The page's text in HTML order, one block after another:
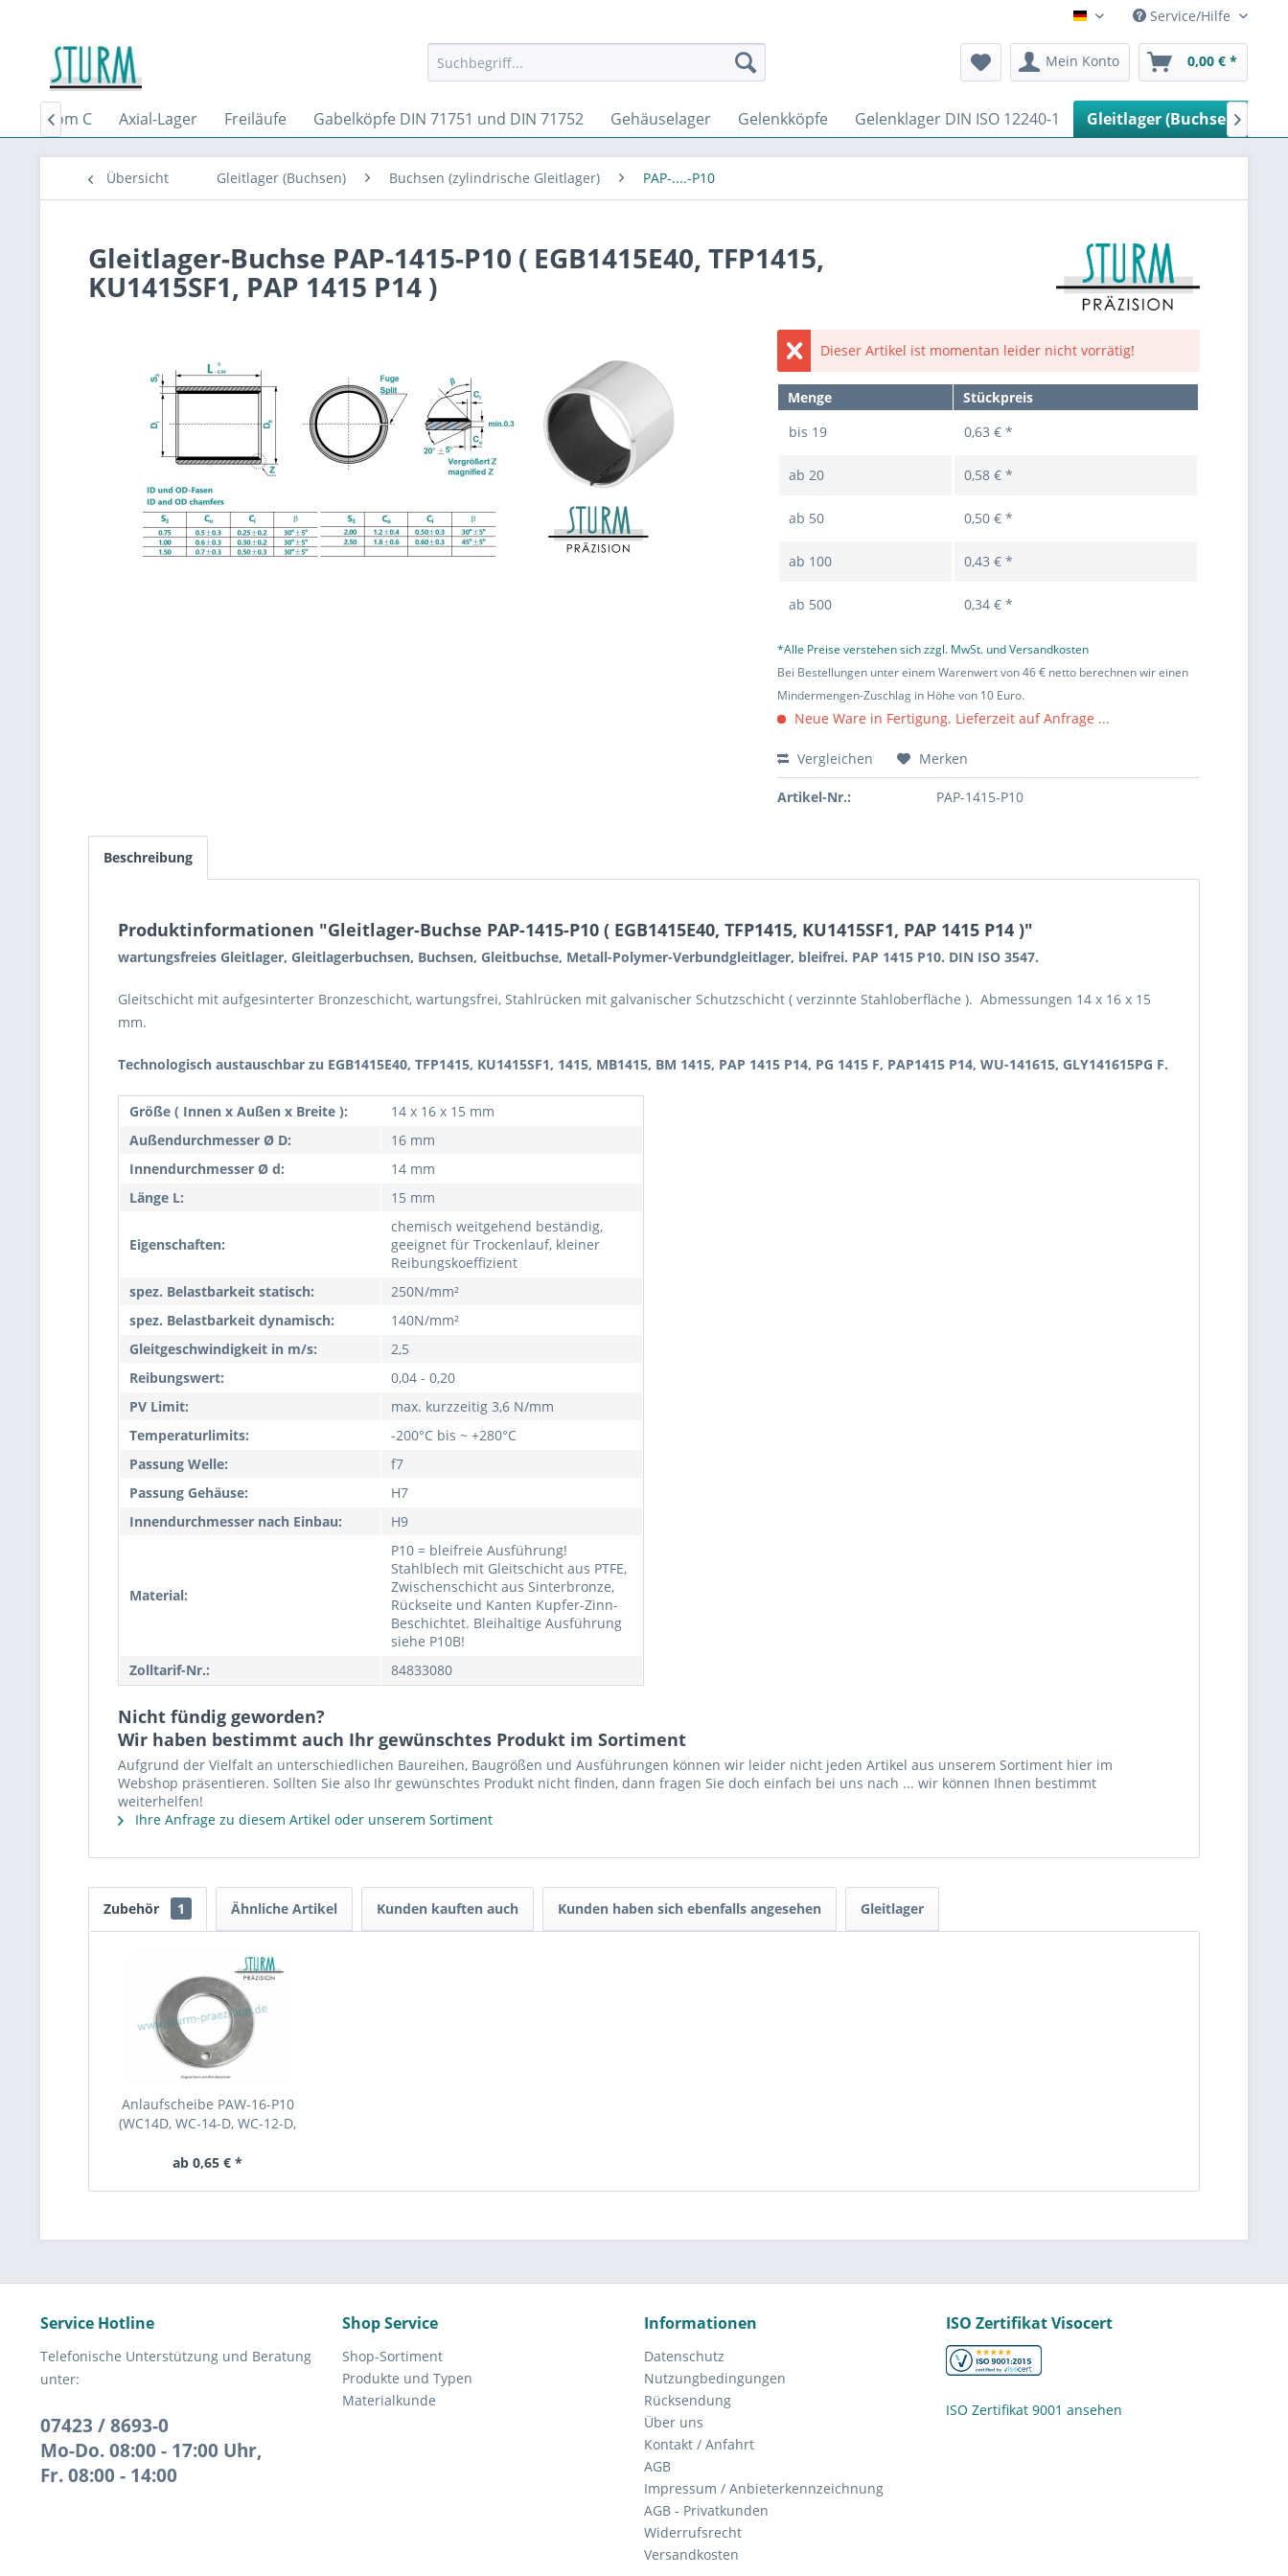
Deutsch Service/Hilfe
Mein Konto 0,00 € *
From C Axial-Lager Freiläufe Gabelköpfe DIN 71751 und DIN 71752 Gehäuselager Gelenkköpfe Gelenklager DIN ISO 12240-1 Gleitlager (Buchsen)
 
Übersicht Gleitlager (Buchsen) Buchsen (zylindrische Gleitlager) PAP-....-P10
Gleitlager-Buchse PAP-1415-P10 ( EGB1415E40, TFP1415,
KU1415SF1, PAP 1415 P14 )
Dieser Artikel ist momentan leider nicht vorrätig!
Menge
Stückpreis
bis 19 0,63 € *
ab20 0,58 € *
ab 50 0,50 € *
ab 100 0,43 € *
ab 500 0,34 € *
*Alle Preise verstehen sich zzgl. MwSt. und Versandkosten
Bei Bestellungen unter einem Warenwert von 46 € netto berechnen wir einen
Mindermengen-Zuschlag in Höhe von 10 Euro.
Neue Ware in Fertigung. Lieferzeit auf Anfrage ...
Vergleichen Merken
Artikel-Nr.: PAP-1415-P10
Beschreibung
Produktinformationen "Gleitlager-Buchse PAP-1415-P10 ( EGB1415E40, TFP1415, KU1415SF1, PAP 1415 P14 )"
wartungsfreies Gleitlager, Gleitlagerbuchsen, Buchsen, Gleitbuchse, Metall-Polymer-Verbundgleitlager, bleifrei. PAP 1415 P10. DIN ISO 3547.
Gleitschicht mit aufgesinterter Bronzeschicht, wartungsfrei, Stahlrücken mit galvanischer Schutzschicht ( verzinnte Stahloberfläche ). Abmessungen 14 x 16 x 15
mm.
Technologisch austauschbar zu EGB1415E40, TFP1415, KU1415SF1, 1415, MB1415, BM 1415, PAP 1415 P14, PG 1415 F, PAP1415 P14, WU-141615, GLY141615PG F.
Größe ( Innen x Außen x Breite ):
14 x 16 x 15 mm
Außendurchmesser Ø D:
16 mm
Innendurchmesser Ø d:
14 mm
Länge L:
15 mm
Eigenschaften:
chemisch weitgehend beständig,
geeignet für Trockenlauf, kleiner
Reibungskoeffizient
spez. Belastbarkeit statisch:
250N/mm²
spez. Belastbarkeit dynamisch:
140N/mm²
Gleitgeschwindigkeit in m/s:
2,5
Reibungswert:
0,04 - 0,20
PV Limit:
max. kurzzeitig 3,6 N/mm
Temperaturlimits:
-200°C bis ~ +280°C
Passung Welle:
f7
Passung Gehäuse:
H7
Innendurchmesser nach Einbau:
H9
Material:
P10 = bleifreie Ausführung!
Stahlblech mit Gleitschicht aus PTFE,
Zwischenschicht aus Sinterbronze,
Rückseite und Kanten Kupfer-Zinn-
Beschichtet. Bleihaltige Ausführung
siehe P10B!
Zolltarif-Nr.:
84833080
Nicht fündig geworden?
Wir haben bestimmt auch Ihr gewünschtes Produkt im Sortiment
Aufgrund der Vielfalt an unterschiedlichen Baureihen, Baugrößen und Ausführungen können wir leider nicht jeden Artikel aus unserem Sortiment hier im
Webshop präsentieren. Sollten Sie also Ihr gewünschtes Produkt nicht finden, dann fragen Sie doch einfach bei uns nach ... wir können Ihnen bestimmt
weiterhelfen!
Ihre Anfrage zu diesem Artikel oder unserem Sortiment
Zubehör 1 Ähnliche Artikel Kunden kauften auch Kunden haben sich ebenfalls angesehen Gleitlager
Anlaufscheibe PAW-16-P10
(WC14D, WC-14-D, WC-12-D,
ab 0,65 € *
Service Hotline
Telefonische Unterstützung und Beratung
unter:
07423 / 8693-0
Mo-Do. 08:00 - 17:00 Uhr,
Fr. 08:00 - 14:00
Shop Service
Shop-Sortiment
Produkte und Typen
Materialkunde
Informationen
Datenschutz
Nutzungbedingungen
Rücksendung
Über uns
Kontakt / Anfahrt
AGB
Impressum / Anbieterkennzeichnung
AGB - Privatkunden
Widerrufsrecht
Versandkosten
ISO Zertifikat Visocert
ISO Zertifikat 9001 ansehen